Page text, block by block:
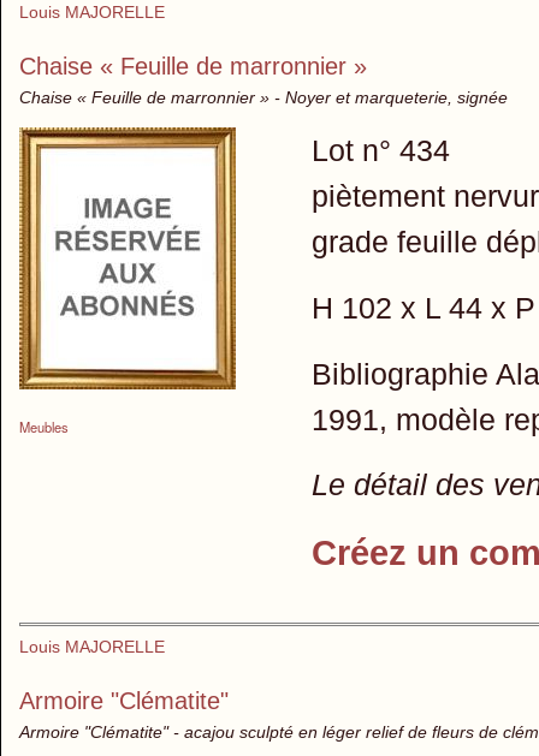
Louis MAJORELLE
Chaise « Feuille de marronnier »
Chaise « Feuille de marronnier » - Noyer et marqueterie, signée
Meubles
Lot n° 434
piètement
grade feuille
H 102 x L 44 x
Bibliographie
1991, modèle
Le détail des
Créez un
Louis MAJORELLE
Armoire "Clématite"
Armoire "Clématite" - acajou sculpté en léger relief de fleurs de